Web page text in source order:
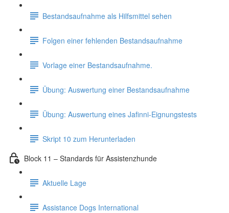
Bestandsaufnahme als Hilfsmittel sehen
Folgen einer fehlenden Bestandsaufnahme
Vorlage einer Bestandsaufnahme.
Übung: Auswertung einer Bestandsaufnahme
Übung: Auswertung eines Jafinni-Eignungstests
Skript 10 zum Herunterladen
Block 11 – Standards für Assistenzhunde
Aktuelle Lage
Assistance Dogs International